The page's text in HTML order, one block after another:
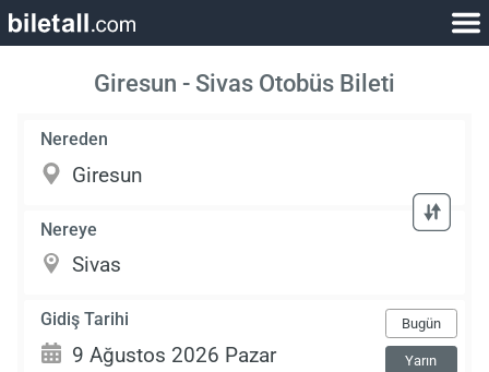
Giresun - Sivas Otobüs Bileti
Nereden
Nereye
Gidiş Tarihi Bugün
Yarın